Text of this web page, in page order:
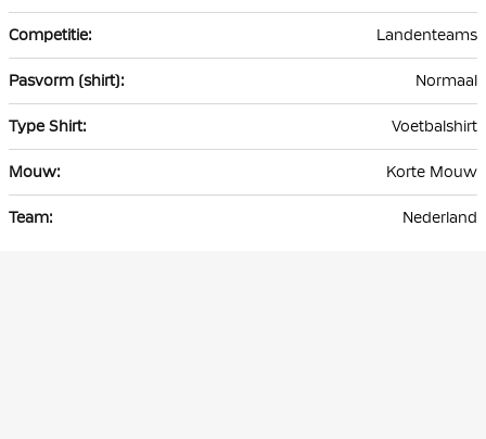
Landenteams
Normaal
Voetbalshirt
Korte Mouw
Nederland